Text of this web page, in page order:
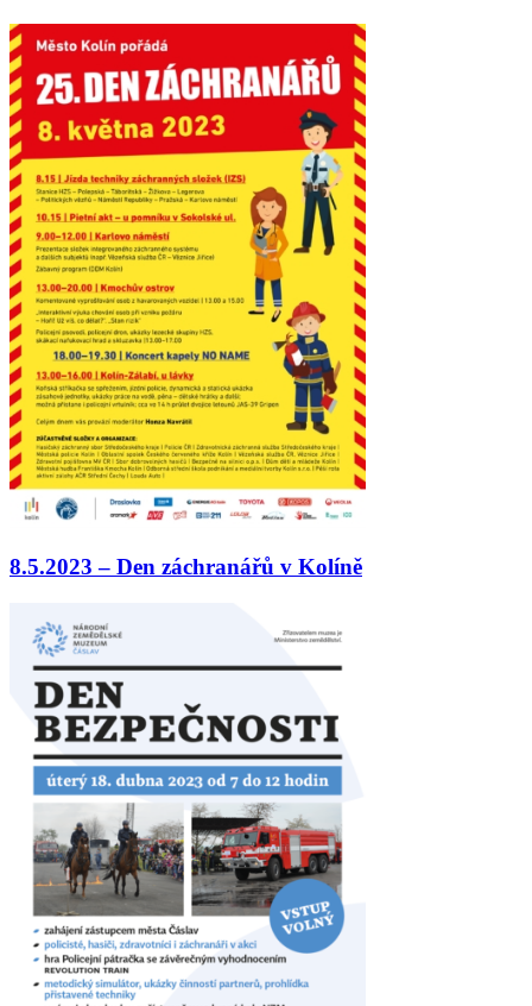
8.5.2023 – Den záchranářů v Kolíně